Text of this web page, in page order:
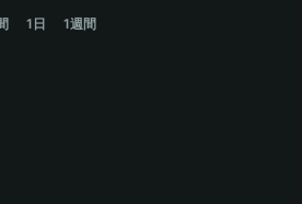
1日 1週間